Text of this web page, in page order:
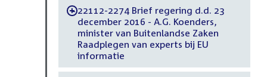
-22112-2274 Brief regering d.d. 23
december 2016 - A.G. Koenders,
minister van Buitenlandse Zaken
Raadplegen van experts bij EU
informatie